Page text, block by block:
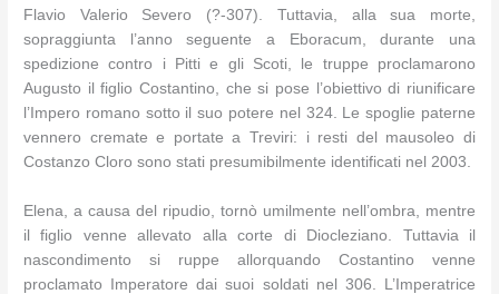
Flavio Valerio Severo (?-307). Tuttavia, alla sua morte,
sopraggiunta l’anno seguente a Eboracum, durante una
spedizione contro i Pitti e gli Scoti, le truppe proclamarono
Augusto il figlio Costantino, che si pose l’obiettivo di riunificare
l’Impero romano sotto il suo potere nel 324. Le spoglie paterne
vennero cremate e portate a Treviri: i resti del mausoleo di
Costanzo Cloro sono stati presumibilmente identificati nel 2003.
Elena, a causa del ripudio, tornò umilmente nell’ombra, mentre
il figlio venne allevato alla corte di Diocleziano. Tuttavia il
nascondimento si ruppe allorquando Costantino venne
proclamato Imperatore dai suoi soldati nel 306. L’Imperatrice